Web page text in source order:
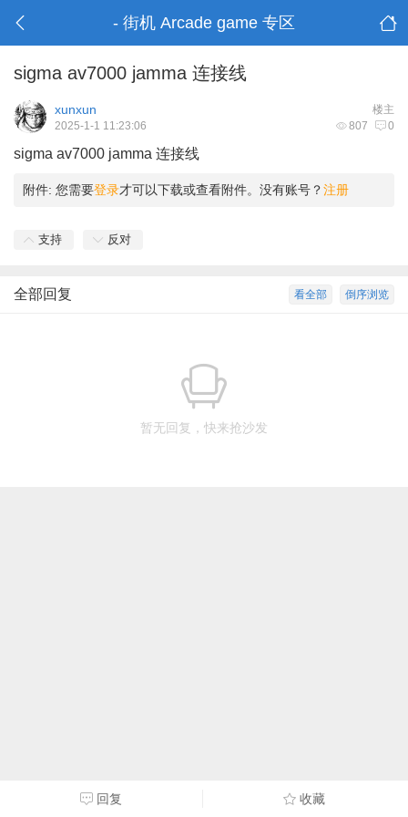
- 街机 Arcade game 专区
sigma av7000 jamma 连接线
楼主
xunxun
807 0
2025-1-1 11:23:06
sigma av7000 jamma 连接线
附件: 您需要登录才可以下载或查看附件。没有账号？注册
支持 反对
倒序浏览
看全部
全部回复
暂无回复，快来抢沙发
回复 收藏